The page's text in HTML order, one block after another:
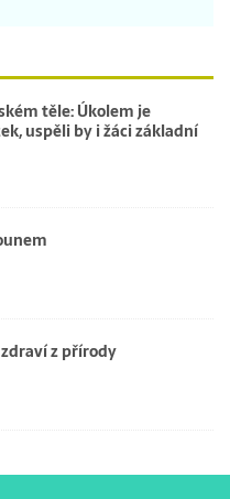
těle: Úkolem je
uspěli by i žáci základní
z přírody